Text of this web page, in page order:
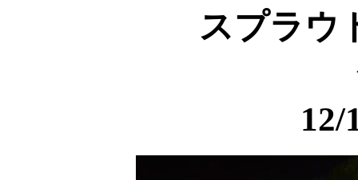
スプラウ
12/